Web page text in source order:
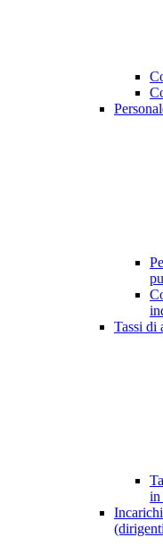
Tassi di
in